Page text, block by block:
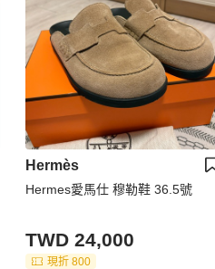
Hermès
Hermes愛馬仕 穆勒鞋 36.5號
TWD 24,000
現折 800